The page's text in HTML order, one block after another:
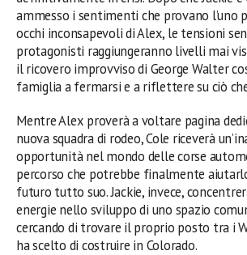
ammesso i sentimenti che provano l’uno
occhi inconsapevoli di Alex, le tensioni
protagonisti raggiungeranno livelli mai
il ricovero improvviso di George Walter
famiglia a fermarsi e a riflettere su ciò
Mentre Alex proverà a voltare pagina
nuova squadra di rodeo, Cole riceverà
opportunità nel mondo delle corse
percorso che potrebbe finalmente
futuro tutto suo. Jackie, invece,
energie nello sviluppo di uno spazio
cercando di trovare il proprio posto tra i
ha scelto di costruire in Colorado.